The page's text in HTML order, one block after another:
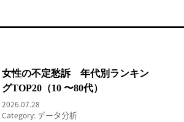
女性の不定愁訴 年代別ランキングTOP20（10
女性の不定愁訴 年代別ランキン
グTOP20（10 〜80代）
2026.07.28
Category: データ分析